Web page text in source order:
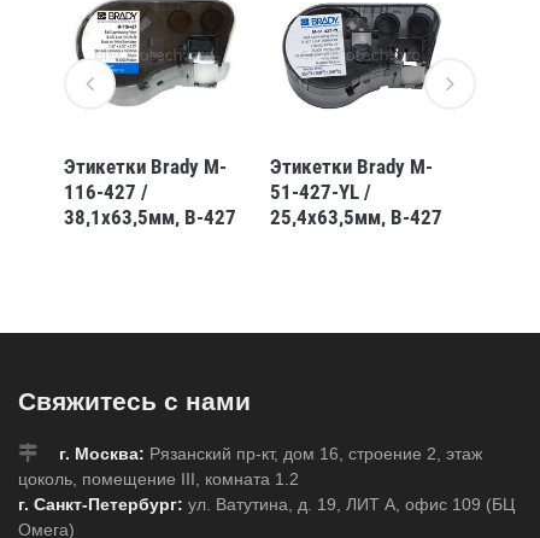
Этикетки Brady M-
116-427 /
38,1x63,5мм, B-427
Этикетки Brady M-
51-427-YL /
25,4x63,5мм, B-427
Свяжитесь с нами
г. Москва: Рязанский пр-кт, дом 16, строение 2, этаж
цоколь, помещение III, комната 1.2
г. Санкт-Петербург: ул. Ватутина, д. 19, ЛИТ А, офис 109 (БЦ
Омега)